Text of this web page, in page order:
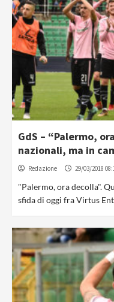
GdS – “Palermo,
nazionali, ma in
Redazione 29/03/2018
"Palermo, ora decolla".
sfida di oggi fra Virtus